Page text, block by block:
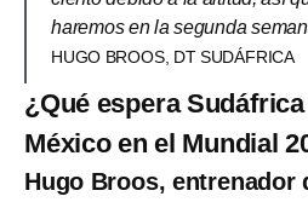
haremos en la segunda
HUGO BROOS, DT SUDÁFRICA
¿Qué espera
México en el Mundial
Hugo Broos, entrenador